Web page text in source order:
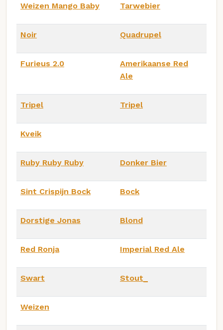
Weizen Mango Baby Tarwebier
Noir Quadrupel
Furieus 2.0
Amerikaanse Red
Ale
Tripel Tripel
Kveik
Ruby Ruby Ruby Donker Bier
Sint Crispijn Bock Bock
Dorstige Jonas Blond
Red Ronja Imperial Red Ale
Swart Stout_
Weizen